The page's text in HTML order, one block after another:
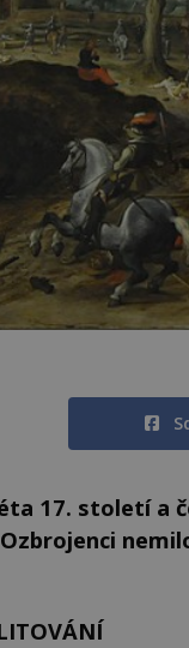
17. století a